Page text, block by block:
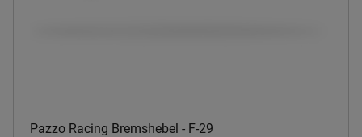
Pazzo Racing Bremshebel - F-29